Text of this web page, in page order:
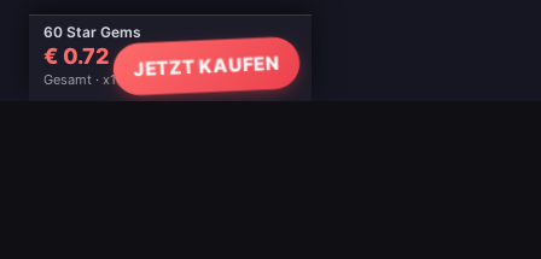
60 Star Gems
€ 0.72
Gesamt · x1
JETZT KAUFEN